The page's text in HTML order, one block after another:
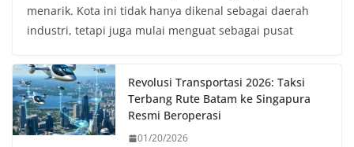
menarik. Kota ini tidak hanya dikenal sebagai daerah
industri, tetapi juga mulai menguat sebagai pusat
Revolusi Transportasi 2026: Taksi
Terbang Rute Batam ke Singapura
Resmi Beroperasi
01/20/2026